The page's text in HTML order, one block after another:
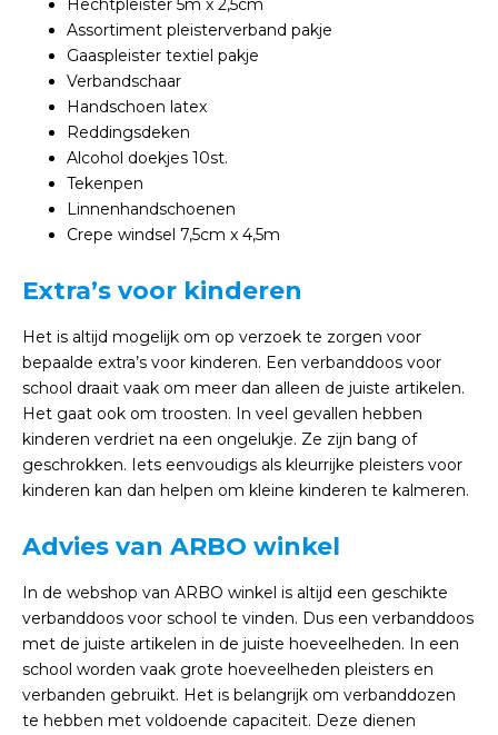
Hechtpleister 5m x 2,5cm
Assortiment pleisterverband pakje
Gaaspleister textiel pakje
Verbandschaar
Handschoen latex
Reddingsdeken
Alcohol doekjes 10st.
Tekenpen
Linnenhandschoenen
Crepe windsel 7,5cm x 4,5m
Extra’s voor kinderen
Het is altijd mogelijk om op verzoek te zorgen voor
bepaalde extra’s voor kinderen. Een verbanddoos voor
school draait vaak om meer dan alleen de juiste artikelen.
Het gaat ook om troosten. In veel gevallen hebben
kinderen verdriet na een ongelukje. Ze zijn bang of
geschrokken. Iets eenvoudigs als kleurrijke pleisters voor
kinderen kan dan helpen om kleine kinderen te kalmeren.
Advies van ARBO winkel
In de webshop van ARBO winkel is altijd een geschikte
verbanddoos voor school te vinden. Dus een verbanddoos
met de juiste artikelen in de juiste hoeveelheden. In een
school worden vaak grote hoeveelheden pleisters en
verbanden gebruikt. Het is belangrijk om verbanddozen
te hebben met voldoende capaciteit. Deze dienen